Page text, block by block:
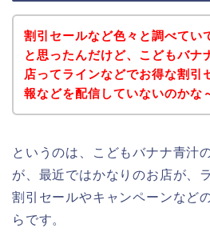
割引セールなど色々と調べてい
と思ったんだけど、こどもバナ
店ってラインなどでお得な割引
報などを配信していないのかな
というのは、こどもバナナ青汁
が、最近ではかなりのお店が、
割引セールやキャンペーンなど
らです。